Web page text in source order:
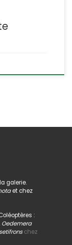
galerie.
et chez
:
Oedemera
chez